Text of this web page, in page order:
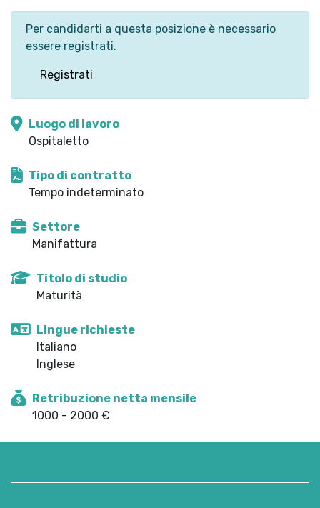
Per candidarti a questa posizione è necessario
essere registrati.
Registrati
Luogo di lavoro
Ospitaletto
Tipo di contratto
Tempo indeterminato
Settore
Manifattura
Titolo di studio
Maturità
Lingue richieste
Italiano
Inglese
Retribuzione netta mensile
1000 - 2000 €